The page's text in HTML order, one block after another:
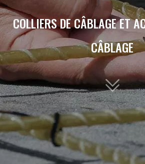
COLLIERS DE CÂBLAGE ET
CÂBLAGE